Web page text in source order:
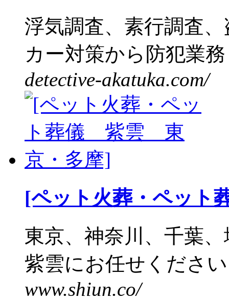
浮気調査、素行調査
カー対策から防犯業
detective-akatuka.com/
[ペット火葬・ペッ
東京、神奈川、千葉
紫雲にお任せくださ
www.shiun.co/